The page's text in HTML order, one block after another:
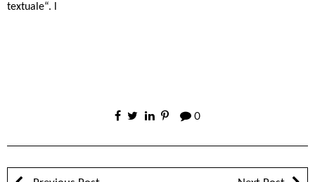
textuale“. l
0